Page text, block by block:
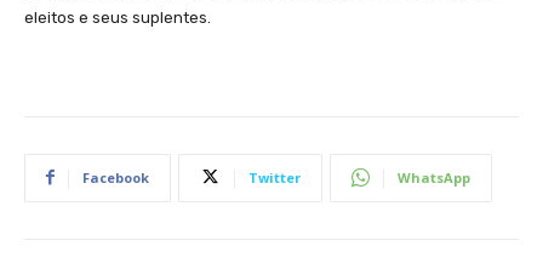
eleitos e seus suplentes.
Facebook Twitter WhatsApp